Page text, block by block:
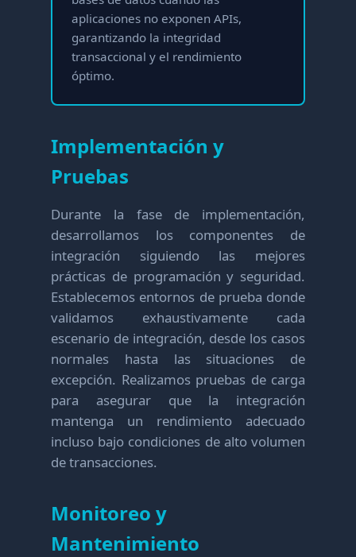
aplicaciones no exponen APIs,
garantizando la integridad
transaccional y el rendimiento
óptimo.
Implementación y
Pruebas
Durante la fase de implementación,
desarrollamos los componentes de
integración siguiendo las mejores
prácticas de programación y seguridad.
Establecemos entornos de prueba donde
validamos exhaustivamente cada
escenario de integración, desde los casos
normales hasta las situaciones de
excepción. Realizamos pruebas de carga
para asegurar que la integración
mantenga un rendimiento adecuado
incluso bajo condiciones de alto volumen
de transacciones.
Monitoreo y
Mantenimiento